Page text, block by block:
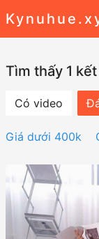
Tìm thấy 1
Có video
Giá dưới 400k